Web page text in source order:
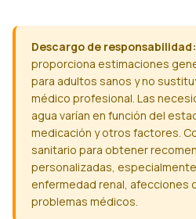
Descargo de responsabilidad:
proporciona estimaciones
para adultos sanos y no
médico profesional. Las
agua varían en función del
medicación y otros factores.
sanitario para obtener
personalizadas,
enfermedad renal, afecciones
problemas médicos.